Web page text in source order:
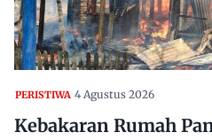
PERISTIWA 4 Agustus 2026
Kebakaran Rumah